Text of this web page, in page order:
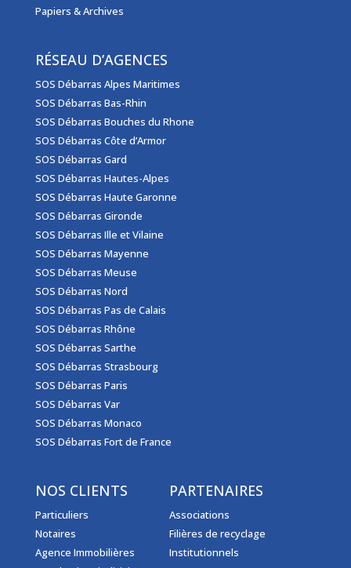
Papiers & Archives
RÉSEAU D’AGENCES
SOS Débarras Alpes Maritimes
SOS Débarras Bas-Rhin
SOS Débarras Bouches du Rhone
SOS Débarras Côte d’Armor
SOS Débarras Gard
SOS Débarras Hautes-Alpes
SOS Débarras Haute Garonne
SOS Débarras Gironde
SOS Débarras Ille et Vilaine
SOS Débarras Mayenne
SOS Débarras Meuse
SOS Débarras Nord
SOS Débarras Pas de Calais
SOS Débarras Rhône
SOS Débarras Sarthe
SOS Débarras Strasbourg
SOS Débarras Paris
SOS Débarras Var
SOS Débarras Monaco
SOS Débarras Fort de France
NOS CLIENTS
Particuliers
Notaires
Agence Immobilières
PARTENAIRES
Associations
Filières de recyclage
Institutionnels